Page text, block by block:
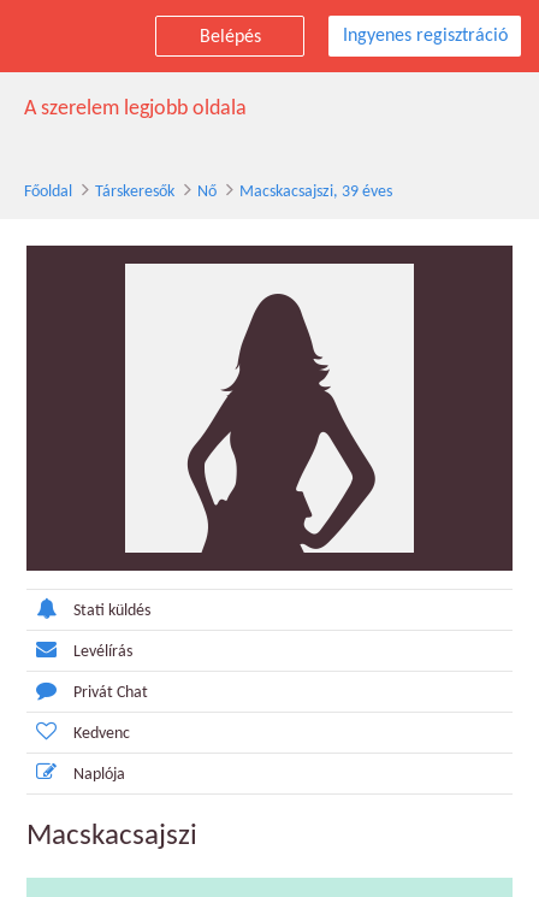
Belépés Ingyenes regisztráció
Macskacsajszi társkereső nő, 39 éves
A szerelem legjobb oldala
Főoldal Társkeresők Nő Macskacsajszi, 39 éves
Stati küldés
Levélírás
Privát Chat
Kedvenc
Naplója
Macskacsajszi